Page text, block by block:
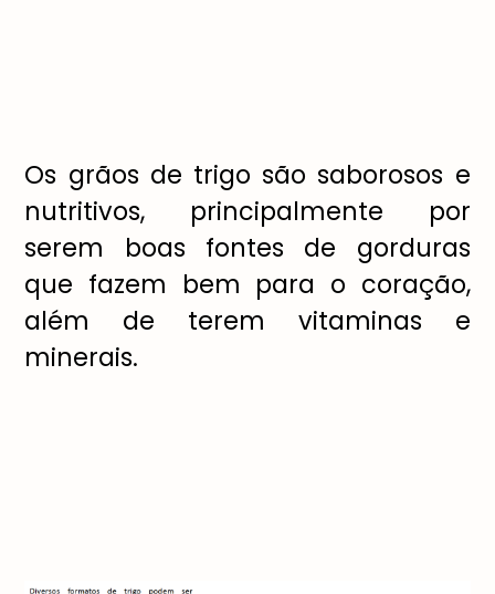
Os grãos de trigo são saborosos e
nutritivos, principalmente por
serem boas fontes de gorduras
que fazem bem para o coração,
além de terem vitaminas e
minerais.